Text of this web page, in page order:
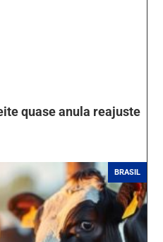
quase anula reajuste
BRASIL